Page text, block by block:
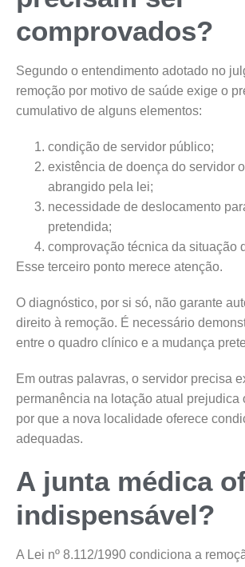
comprovados?
Segundo o entendimento adotado no
remoção por motivo de saúde exige o
cumulativo de alguns elementos:
condição de servidor público;
existência de doença do servidor
abrangido pela lei;
necessidade de deslocamento
pretendida;
comprovação técnica da situação
Esse terceiro ponto merece atenção.
O diagnóstico, por si só, não garante
direito à remoção. É necessário
entre o quadro clínico e a mudança
Em outras palavras, o servidor precisa
permanência na lotação atual prejudica
por que a nova localidade oferece
adequadas.
A junta médica
indispensável?
A Lei nº 8.112/1990 condiciona a